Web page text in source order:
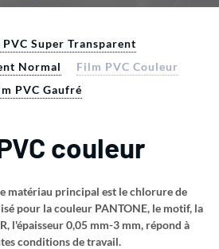
Super Transparent
Normal
Film PVC Couleur
PVC Gaufré
couleur
matériau principal est le chlorure de
pour la couleur PANTONE, le motif, la
l'épaisseur 0,05 mm-3 mm, répond à
conditions de travail.